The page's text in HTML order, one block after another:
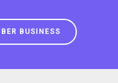
BUSINESS